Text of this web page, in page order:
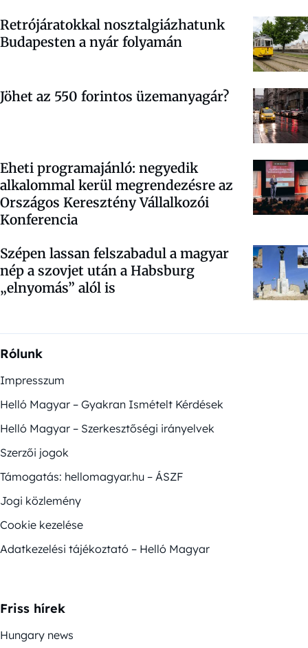
Retrójáratokkal nosztalgiázhatunk
Budapesten a nyár folyamán
Jöhet az 550 forintos üzemanyagár?
Eheti programajánló: negyedik
alkalommal kerül megrendezésre az
Országos Keresztény Vállalkozói
Konferencia
Szépen lassan felszabadul a magyar
nép a szovjet után a Habsburg
„elnyomás” alól is
Rólunk
Impresszum
Helló Magyar – Gyakran Ismételt Kérdések
Helló Magyar – Szerkesztőségi irányelvek
Szerzői jogok
Támogatás: hellomagyar.hu – ÁSZF
Jogi közlemény
Cookie kezelése
Adatkezelési tájékoztató – Helló Magyar
Friss hírek
Hungary news